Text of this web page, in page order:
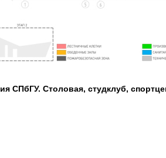
СПбГУ. Столовая, студклуб,